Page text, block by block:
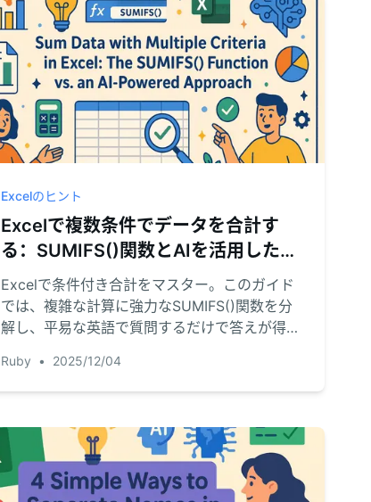
Excelのヒント
Excelで複数条件でデータを合計す
る：SUMIFS()関数とAIを活用したア
プローチ
Excelで条件付き合計をマスター。このガイド
では、複雑な計算に強力なSUMIFS()関数を分
解し、平易な英語で質問するだけで答えが得ら
のをやめ、データ分析をより速く始めましょ
う。
Ruby • 2025/12/04